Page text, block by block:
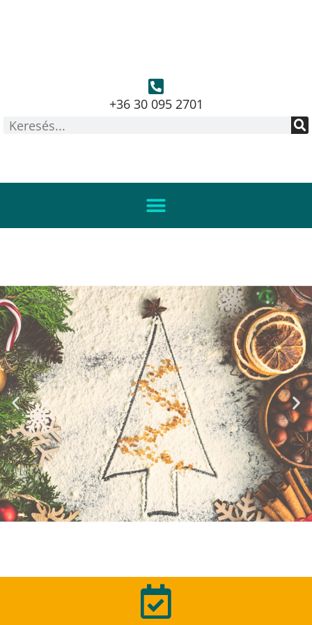
+36 30 095 2701
Tárgyak helyett
élmények - az ajándék,
amit biztosan nem akar